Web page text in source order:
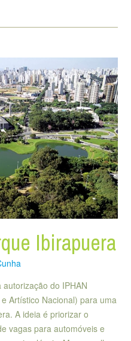
Ibirapuera
do IPHAN
Artístico Nacional) para uma
A ideia é priorizar o
vagas para automóveis e